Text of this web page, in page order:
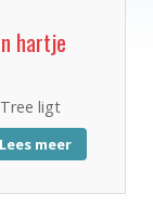
hartje
ligt
Lees meer